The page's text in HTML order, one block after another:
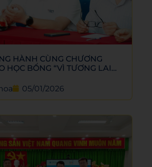
HÀNH CÙNG CHƯƠNG
HỌC BỔNG “VÌ TƯƠNG LAI
TOẢN05/01/2026